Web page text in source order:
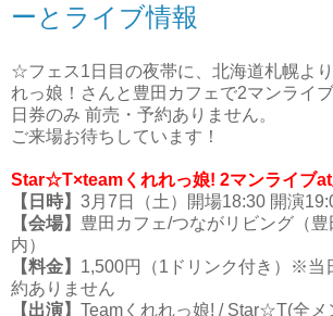
ーとライブ情報
☆フェス1日目の夜帯に、北海道札幌よ
れっ娘！さんと豊田カフェで2マンライ
日券のみ 前売・予約ありません。
ご来場お待ちしています！
Star☆T×teamくれれっ娘! 2マンライブ
【日時】 3月7日（土）開場18:30 開演
【会場】 豊田カフェ/つながリビング（
内）
【料金】 1,500円（1ドリンク付き）※当
約ありません
【出演】 Teamくれれっ娘! / Star☆T(全メ